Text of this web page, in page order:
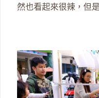
然也看起來很辣，但